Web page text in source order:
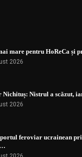
mare pentru HoReCa și
2026
Nichituș: Nistrul a scăzut,
2026
feroviar ucrainean